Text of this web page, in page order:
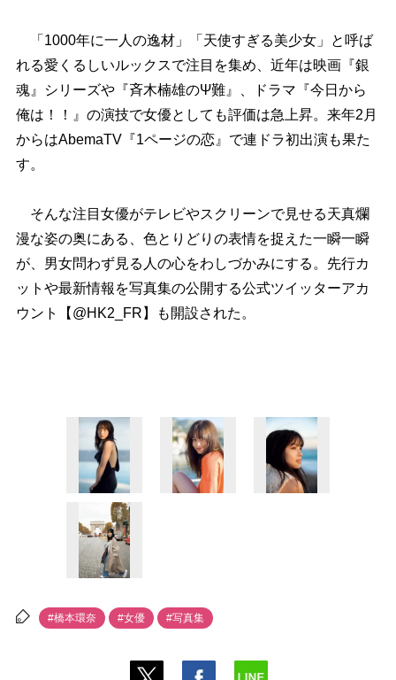
「1000年に一人の逸材」「天使すぎる美少女」と呼ば
れる愛くるしいルックスで注目を集め、近年は映画『銀
魂』シリーズや『斉木楠雄のΨ難』、ドラマ『今日から
俺は！！』の演技で女優としても評価は急上昇。来年2月
からはAbemaTV『1ページの恋』で連ドラ初出演も果た
す。
そんな注目女優がテレビやスクリーンで見せる天真爛
漫な姿の奥にある、色とりどりの表情を捉えた一瞬一瞬
が、男女問わず見る人の心をわしづかみにする。先行カ
ットや最新情報を写真集の公開する公式ツイッターアカ
ウント【@HK2_FR】も開設された。
#橋本環奈 #女優 #写真集